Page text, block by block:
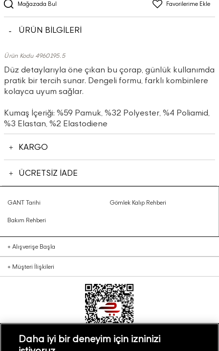
Mağazada Bul Favorilerime Ekle
ÜRÜN BİLGİLERİ
Ürün Kodu 4960195.5
Düz detaylarıyla öne çıkan bu çorap, günlük kullanımda
pratik bir tercih sunar. Dengeli formu, farklı kombinlere
kolayca uyum sağlar.
Kumaş İçeriği: %59 Pamuk, %32 Polyester, %4 Poliamid,
%3 Elastan, %2 Elastodiene
KARGO
ÜCRETSİZ İADE
GANT Tarihi Gömlek Kalıp Rehberi
Bakım Rehberi
+ Alışverişe Başla
+ Müşteri İlişkileri
Daha iyi bir deneyim için izninizi